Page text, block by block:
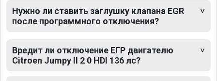
Нужно ли ставить заглушку клапана EGR
после программного отключения?
Вредит ли отключение ЕГР двигателю
Citroen Jumpy II 2 0 HDI 136 лс?